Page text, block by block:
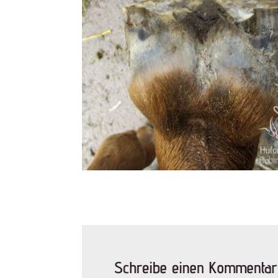
Schreibe einen Kommentar